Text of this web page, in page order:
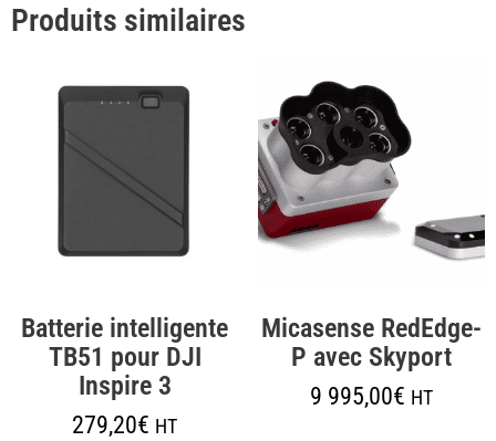
Produits similaires
Batterie intelligente
TB51 pour DJI
Inspire 3
279,20€ HT
Micasense RedEdge-
P avec Skyport
9 995,00€ HT